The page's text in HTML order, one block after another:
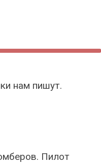
нам пишут.
Пилот